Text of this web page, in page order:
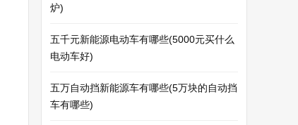
炉)
五千元新能源电动车有哪些(5000元买什么
电动车好)
五万自动挡新能源车有哪些(5万块的自动挡
车有哪些)